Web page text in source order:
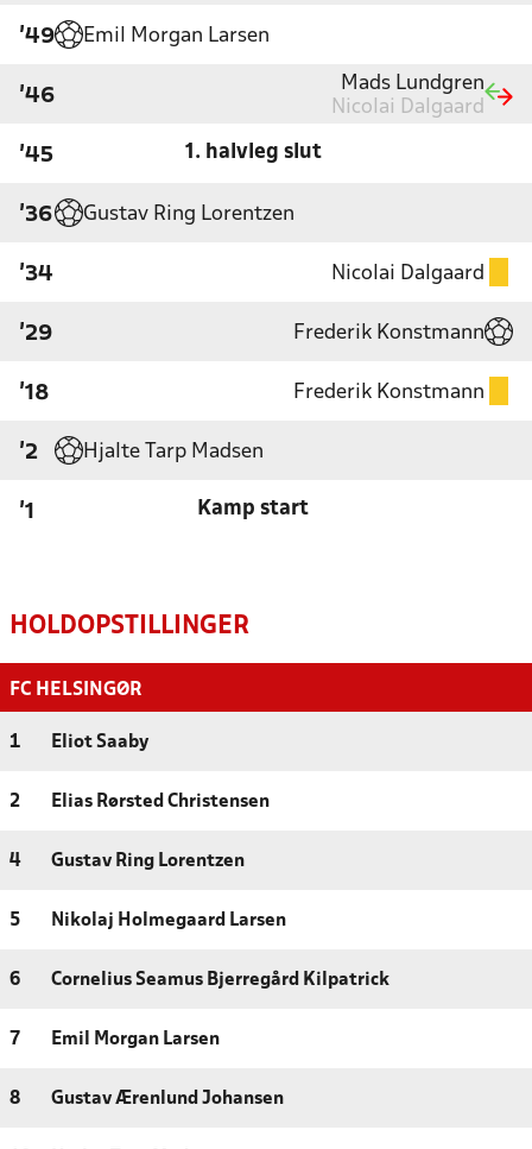
'49 Emil Morgan Larsen
'46
Mads Lundgren
Nicolai Dalgaard
'45 1. halvleg slut
'36 Gustav Ring Lorentzen
'34 Nicolai Dalgaard
'29 Frederik Konstmann
'18 Frederik Konstmann
'2 Hjalte Tarp Madsen
'1 Kamp start
HOLDOPSTILLINGER
FC HELSINGØR
1 Eliot Saaby
2 Elias Rørsted Christensen
4 Gustav Ring Lorentzen
5 Nikolaj Holmegaard Larsen
6 Cornelius Seamus Bjerregård Kilpatrick
7 Emil Morgan Larsen
8 Gustav Ærenlund Johansen